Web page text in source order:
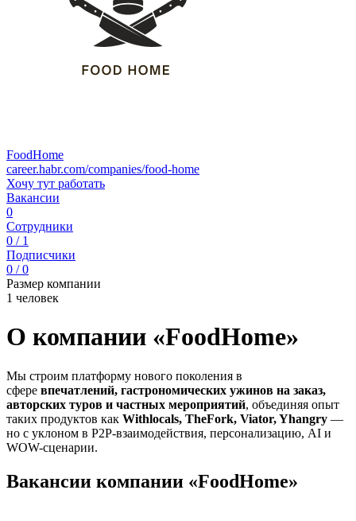
FoodHome
career.habr.com/companies/food-home
Хочу тут работать
Вакансии
0
Сотрудники
0 / 1
Подписчики
0 / 0
Размер компании
1 человек
О компании «FoodHome»
Мы строим платформу нового поколения в
сфере впечатлений, гастрономических ужинов на заказ,
авторских туров и частных мероприятий, объединяя опыт
таких продуктов как Withlocals, TheFork, Viator, Yhangry —
но с уклоном в P2P-взаимодействия, персонализацию, AI и
WOW-сценарии.
Вакансии компании «FoodHome»